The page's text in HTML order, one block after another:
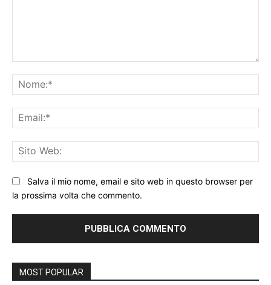
Salva il mio nome, email e sito web in questo browser per
la prossima volta che commento.
MOST POPULAR